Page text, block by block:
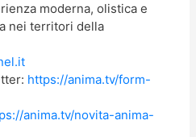
moderna, olistica e
nei territori della
https://anima.tv/form-
anima.tv/novita-anima-